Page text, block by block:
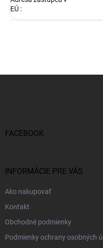
EÚ :
FACEBOOK
INFORMÁCIE PRE VÁS
Ako nakupovať
Kontakt
Obchodné podmienky
Podmienky ochrany osobných